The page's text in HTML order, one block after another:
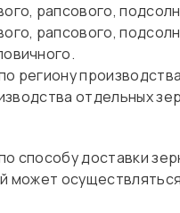
рапсового,
рапсового,
региону
отдельных
способу доставки
может